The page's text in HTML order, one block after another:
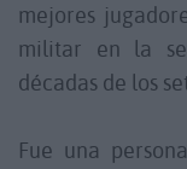
mejores
militar en la
décadas de los
Fue una